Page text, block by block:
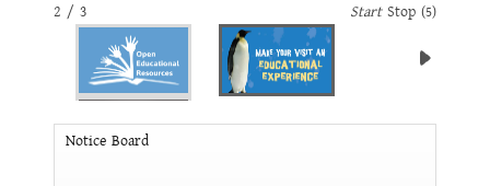
2 / 3 Start Stop (5)
Notice Board